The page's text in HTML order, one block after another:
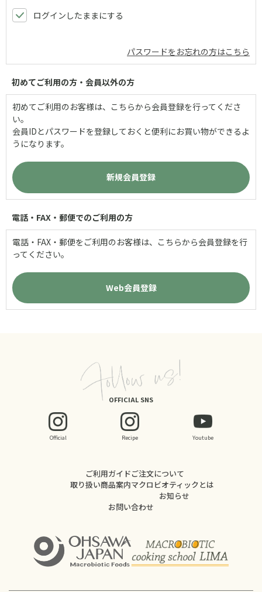
ログインしたままにする
パスワードをお忘れの方はこちら
初めてご利用の方・会員以外の方
初めてご利用のお客様は、こちらから会員登録を行ってくださ
い。
会員IDとパスワードを登録しておくと便利にお買い物ができるよ
うになります。
電話・FAX・郵便でのご利用の方
電話・FAX・郵便をご利用のお客様は、こちらから会員登録を行
ってください。
OFFICIAL SNS
Official Recipe Youtube
ご利用ガイドご注文について
取り扱い商品案内マクロビオティックとは
お知らせ
お問い合わせ